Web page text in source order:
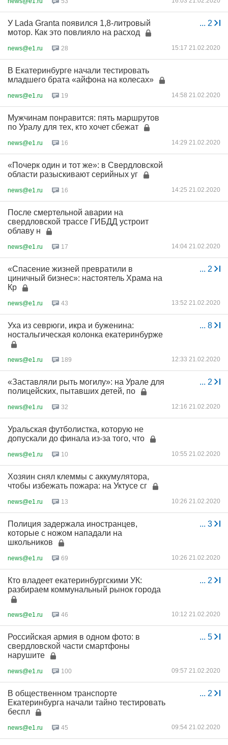
... 2
У Lada Granta появился 1,8-литровый
мотор. Как это повлияло на расход
news@e1.ru 28 15:17 21.02.2020
В Екатеринбурге начали тестировать
младшего брата «айфона на колесах»
news@e1.ru 19 14:58 21.02.2020
Мужчинам понравится: пять маршрутов
по Уралу для тех, кто хочет сбежат
news@e1.ru 16 14:29 21.02.2020
«Почерк один и тот же»: в Свердловской
области разыскивают серийных уг
news@e1.ru 16 14:25 21.02.2020
После смертельной аварии на
свердловской трассе ГИБДД устроит
облаву н
news@e1.ru 17 14:04 21.02.2020
... 2
«Спасение жизней превратили в
циничный бизнес»: настоятель Храма на
Кр
news@e1.ru 43 13:52 21.02.2020
... 8
Уха из севрюги, икра и буженина:
ностальгическая колонка екатеринбурже
news@e1.ru 189 12:33 21.02.2020
... 2
«Заставляли рыть могилу»: на Урале для
полицейских, пытавших детей, по
news@e1.ru 32 12:16 21.02.2020
Уральская футболистка, которую не
допускали до финала из-за того, что
news@e1.ru 10 10:55 21.02.2020
Хозяин снял клеммы с аккумулятора,
чтобы избежать пожара: на Уктусе сг
news@e1.ru 13 10:26 21.02.2020
... 3
Полиция задержала иностранцев,
которые с ножом нападали на
школьников
news@e1.ru 69 10:26 21.02.2020
... 2
Кто владеет екатеринбургскими УК:
разбираем коммунальный рынок города
news@e1.ru 46 10:12 21.02.2020
... 5
Российская армия в одном фото: в
свердловской части смартфоны
нарушите
news@e1.ru 100 09:57 21.02.2020
... 2
В общественном транспорте
Екатеринбурга начали тайно тестировать
беспл
news@e1.ru 45 09:54 21.02.2020